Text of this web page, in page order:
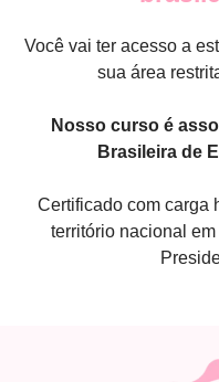
Você vai ter acesso a
sua área
Nosso curso é
Brasileira de
Certificado com carga
território nacional